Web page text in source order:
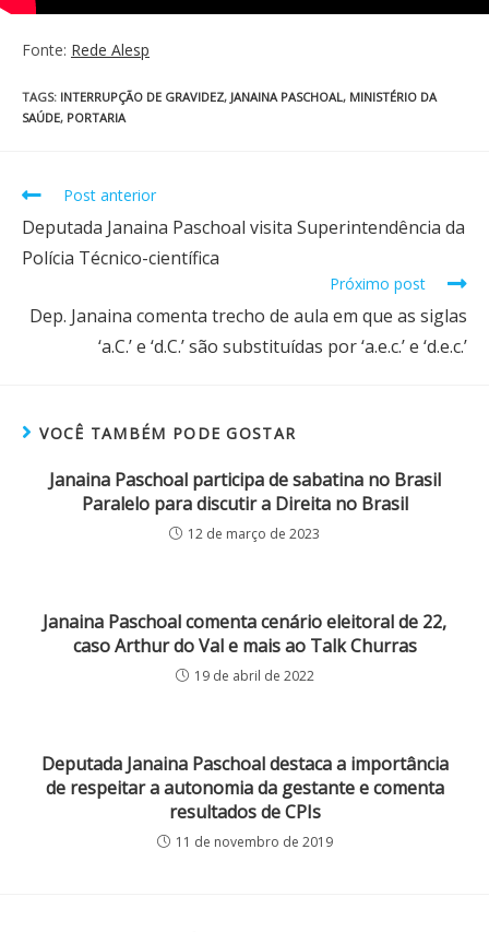
Fonte: Rede Alesp
TAGS: INTERRUPÇÃO DE GRAVIDEZ, JANAINA PASCHOAL, MINISTÉRIO DA
SAÚDE, PORTARIA
Post anterior
Deputada Janaina Paschoal visita Superintendência da
Polícia Técnico-científica
Próximo post
Dep. Janaina comenta trecho de aula em que as siglas
‘a.C.’ e ‘d.C.’ são substituídas por ‘a.e.c.’ e ‘d.e.c.’
VOCÊ TAMBÉM PODE GOSTAR
Janaina Paschoal participa de sabatina no Brasil
Paralelo para discutir a Direita no Brasil
12 de março de 2023
Janaina Paschoal comenta cenário eleitoral de 22,
caso Arthur do Val e mais ao Talk Churras
19 de abril de 2022
Deputada Janaina Paschoal destaca a importância
de respeitar a autonomia da gestante e comenta
resultados de CPIs
11 de novembro de 2019